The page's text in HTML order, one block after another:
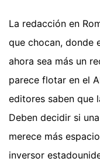
La redacción en
que chocan, donde
ahora sea más un
parece flotar en el
editores saben que
Deben decidir si
merece más
inversor